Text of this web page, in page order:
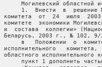
Могилевский областной
1.  Внести  в  решение
комитета  от  24  июля
комитете  экономики
и  состава  коллегии»
Беларусь, 2003 г., № 102, 9/
в   Положении  о
исполнительного
областного
пункт 1 дополнить